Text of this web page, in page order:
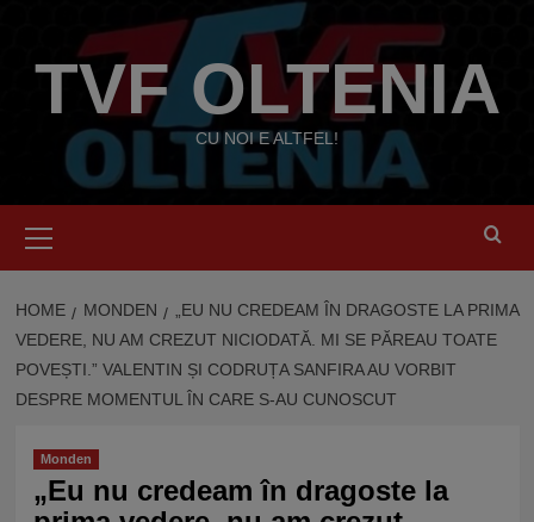
contentTVF OLTENIA
CU NOI E ALTFEL!
Menu
HOME MONDEN
„EU NU CREDEAM ÎN DRAGOSTE LA PRIMA
VEDERE, NU AM CREZUT NICIODATĂ. MI SE PĂREAU TOATE
POVEȘTI.” VALENTIN ȘI CODRUȚA SANFIRA AU VORBIT
DESPRE MOMENTUL ÎN CARE S-AU CUNOSCUT
Monden
„Eu nu credeam în dragoste la